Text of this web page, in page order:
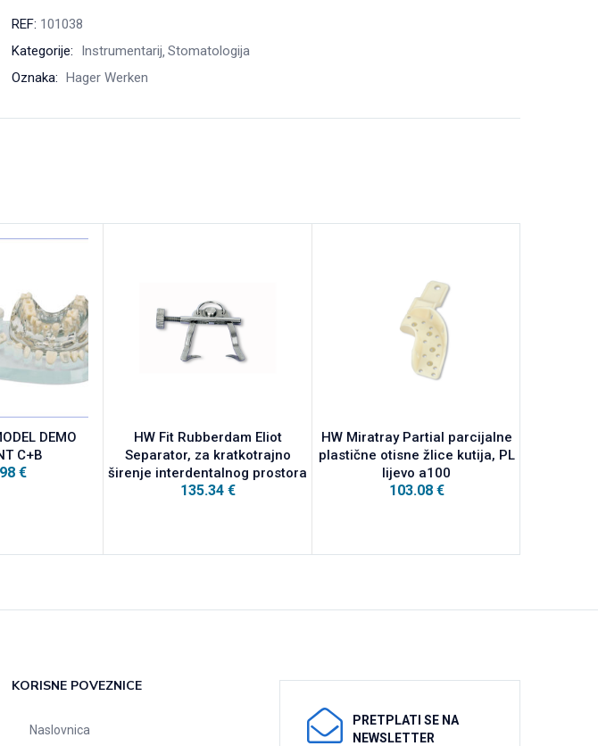
REF: 101038
Kategorije:
Instrumentarij Stomatologija
Oznaka: Hager Werken
DEMO
C+B
€
HW Fit Rubberdam Eliot
Separator, za kratkotrajno
širenje interdentalnog prostora
135.34 €
HW Miratray Partial parcijalne
plastične otisne žlice kutija, PL
lijevo a100
103.08 €
KORISNE POVEZNICE
Naslovnica
PRETPLATI SE NA
NEWSLETTER